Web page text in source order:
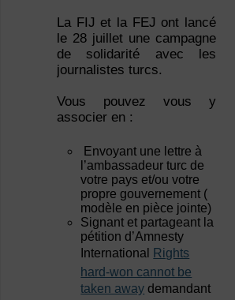
La FIJ et la FEJ ont lancé
le 28 juillet une campagne
de solidarité avec les
journalistes turcs.
Vous pouvez vous y
associer en :
Envoyant une lettre à
l’ambassadeur turc de
votre pays et/ou votre
propre gouvernement (
modèle en pièce jointe)
Signant et partageant la
pétition d’Amnesty
International
Rights
hard-won cannot be
taken away demandant